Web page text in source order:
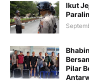
Ikut
Pilar